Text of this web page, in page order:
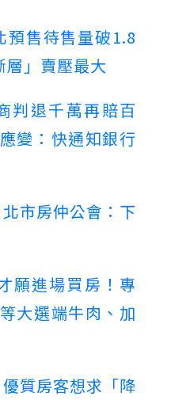
預售待售量破1.8
層」賣壓最大
判退千萬再賠百
變：快通知銀行
市房仲公會：下
願進場買房！專
大選端牛肉、加
質房客想求「降